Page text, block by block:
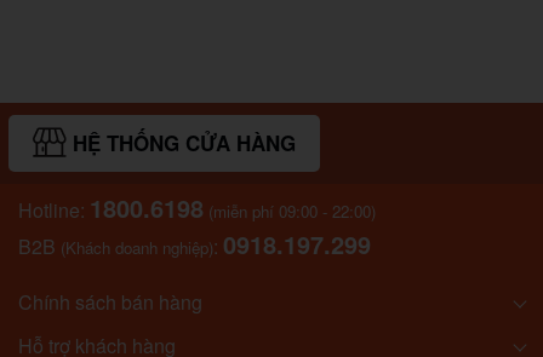
HỆ THỐNG CỬA HÀNG
Hotline: 1800.6198 (miễn phí 09:00 - 22:00)
B2B (Khách doanh nghiệp): 0918.197.299
Chính sách bán hàng
Hỗ trợ khách hàng